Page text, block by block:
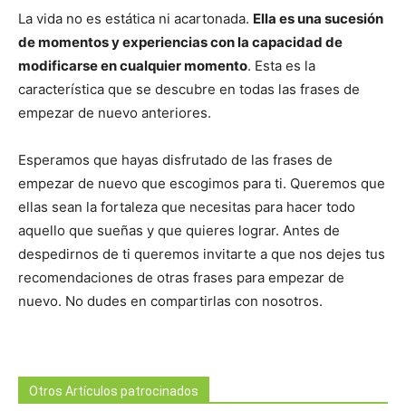
La vida no es estática ni acartonada. Ella es una sucesión
de momentos y experiencias con la capacidad de
modificarse en cualquier momento. Esta es la
característica que se descubre en todas las frases de
empezar de nuevo anteriores.
Esperamos que hayas disfrutado de las frases de
empezar de nuevo que escogimos para ti. Queremos que
ellas sean la fortaleza que necesitas para hacer todo
aquello que sueñas y que quieres lograr. Antes de
despedirnos de ti queremos invitarte a que nos dejes tus
recomendaciones de otras frases para empezar de
nuevo. No dudes en compartirlas con nosotros.
Otros Artículos patrocinados